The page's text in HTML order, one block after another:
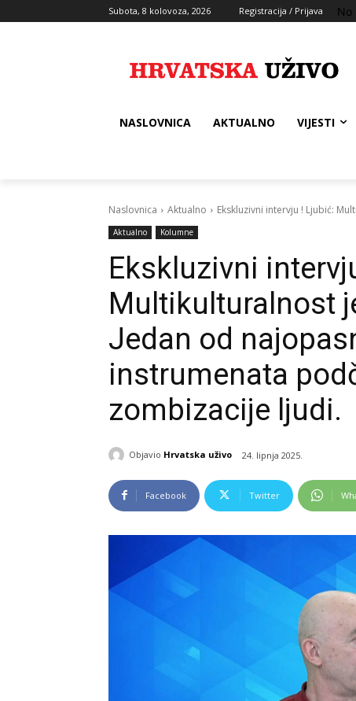
Subota, 8 kolovoza, 2026 Registracija / Prijava No
NASLOVNICA AKTUALNO VIJESTI
Naslovnica Aktualno Ekskluzivni intervju ! Ljubić:
Aktualno Kolumne
Ekskluzivni
Multikulturalnost
Jedan od
instrumenata
zombizacije ljudi.
Objavio Hrvatska uživo 24. lipnja 2025.
Facebook Twitter